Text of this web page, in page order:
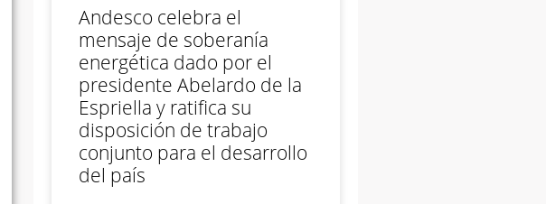
Andesco celebra el
mensaje de soberanía
energética dado por el
presidente Abelardo de la
Espriella y ratifica su
disposición de trabajo
conjunto para el desarrollo
del país